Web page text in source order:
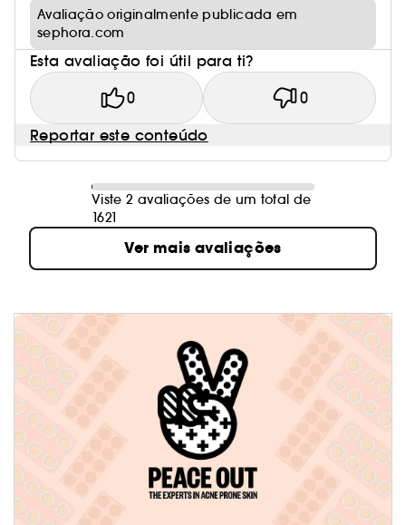
Avaliação originalmente publicada em
sephora.com
Esta avaliação foi útil para ti?
0 0
Reportar este conteúdo
Viste 2 avaliações de um total de
1621
Ver mais avaliações